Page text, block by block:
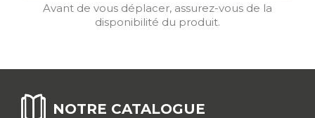
Avant de vous déplacer, assurez-vous de la
disponibilité du produit.
NOTRE CATALOGUE